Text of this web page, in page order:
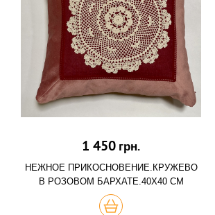
1 450 грн.
НЕЖНОЕ ПРИКОСНОВЕНИЕ.КРУЖЕВО
В РОЗОВОМ БАРХАТЕ.40Х40 СМ
КУПИТЬ